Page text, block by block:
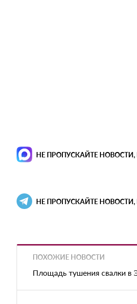
НЕ ПРОПУСКАЙТЕ
НЕ ПРОПУСКАЙТЕ
ПОХОЖИЕ НОВОСТИ
Площадь тушения свалки в